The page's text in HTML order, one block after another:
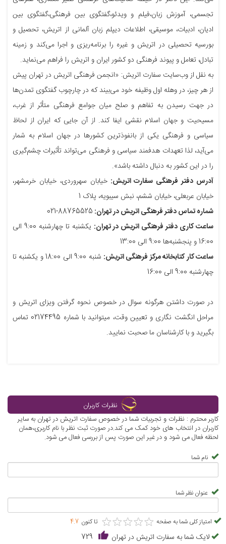
تجسمی، آموزش زبان،فیلم و ویدئو،گفتگوی بین فرهنگی،گفتگوی بین
ادیان، ادبیات، موسیقی، اطلاعات دیپلم زبان آلمانی از اتریش، تحصیل و
بورسیه تحصیلی در اتریش و غیره را برنامه‌ریزی و اجرا می‌کند و زمینه
تبادل، تعامل و پیوند فرهنگی دو کشور ایران و اتریش را فراهم می‌نماید.
به نقل از وب‌سایت سفارت اتریش: «انجمن فرهنگی اتریش در تهران پیش
از هر چیز، در وهله اول وظیفه خود می‌بیند که در چارچوب گفتگوی تمدن‌ها
در جهت رسیدن به تفاهم و صلح میان جوامع فرهنگی متأثر از غرب،
مسیحیت و جهان اسلام نقشی ایفا کند. از آن جایی که ایران از لحاظ
سیاسی و فرهنگی یکی از بانفوذترین کشورها در جهان اسلام به شمار
می‌آید، لذا تعهدات هدفمند سیاسی و فرهنگی می‌تواند تأثیرات چشم‌گیری
را در این کشور به دنبال داشته باشد».
آدرس دفتر فرهنگی سفارت اتریش:خیابان سهروردی، خیابان خرمشهر،
خیابان عربعلی، خیابان ششم، نبش سیبویه، پلاک 1
شماره تماس دفتر فرهنگی اتریش در تهران: 88765525-021
ساعت کاری دفتر فرهنگی اتریش در تهران:
یکشنبه تا چهارشنبه 9:00 الی
16:00 و پنجشنبه‌ها 9:00 الی 13:00
ساعت کار کتابخانه مرکز فرهنگی اتریش:
شنبه 9:00 الی 18:00 و یکشنبه تا
چهارشنبه 9:00 الی 16:00
در صورت داشتن هرگونه سوال در خصوص نحوه گرفتن ویزای اتریش و
مراحل انگشت نگاری و تعیین وقت، میتوانید با شماره 02174495 تماس
بگیرید و با کارشناسان ما صحبت نمایید.
نظرات کاربران
کاربر محترم : نظرات و تجربیات شما در خصوص سفارت اتریش در تهران به سایر
کاربران در انتخاب های خود کمک می کند.در صورت ثبت نظر با نام کاربری،همان
لحظه فعال می شود و در غیر این صورت پس از بررسی فعال می شود.
نام شما
عنوان نظر شما
امتیاز کلی شما به صفحه ★★★★★
★★★★★ تا کنون 4.7
لایک شما به سفارت اتریش در تهران 729